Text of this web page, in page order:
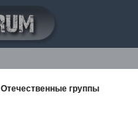
Отечественные группы